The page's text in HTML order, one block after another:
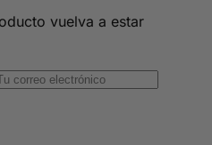
vuelva a estar